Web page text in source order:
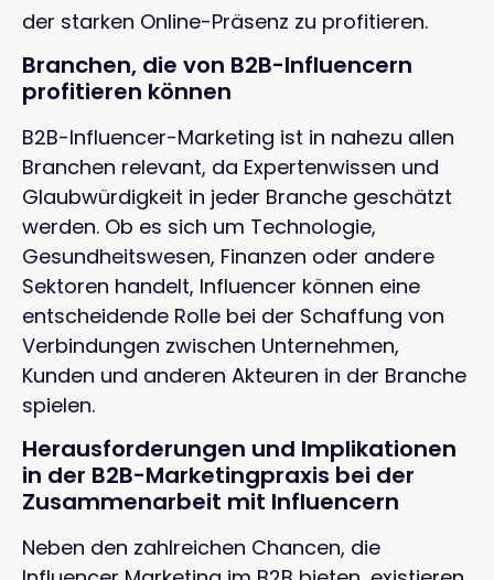
der starken Online-Präsenz zu profitieren.
Branchen, die von B2B-Influencern
profitieren können
B2B-Influencer-Marketing ist in nahezu allen
Branchen relevant, da Expertenwissen und
Glaubwürdigkeit in jeder Branche geschätzt
werden. Ob es sich um Technologie,
Gesundheitswesen, Finanzen oder andere
Sektoren handelt, Influencer können eine
entscheidende Rolle bei der Schaffung von
Verbindungen zwischen Unternehmen,
Kunden und anderen Akteuren in der Branche
spielen.
Herausforderungen und Implikationen
in der B2B-Marketingpraxis bei der
Zusammenarbeit mit Influencern
Neben den zahlreichen Chancen, die